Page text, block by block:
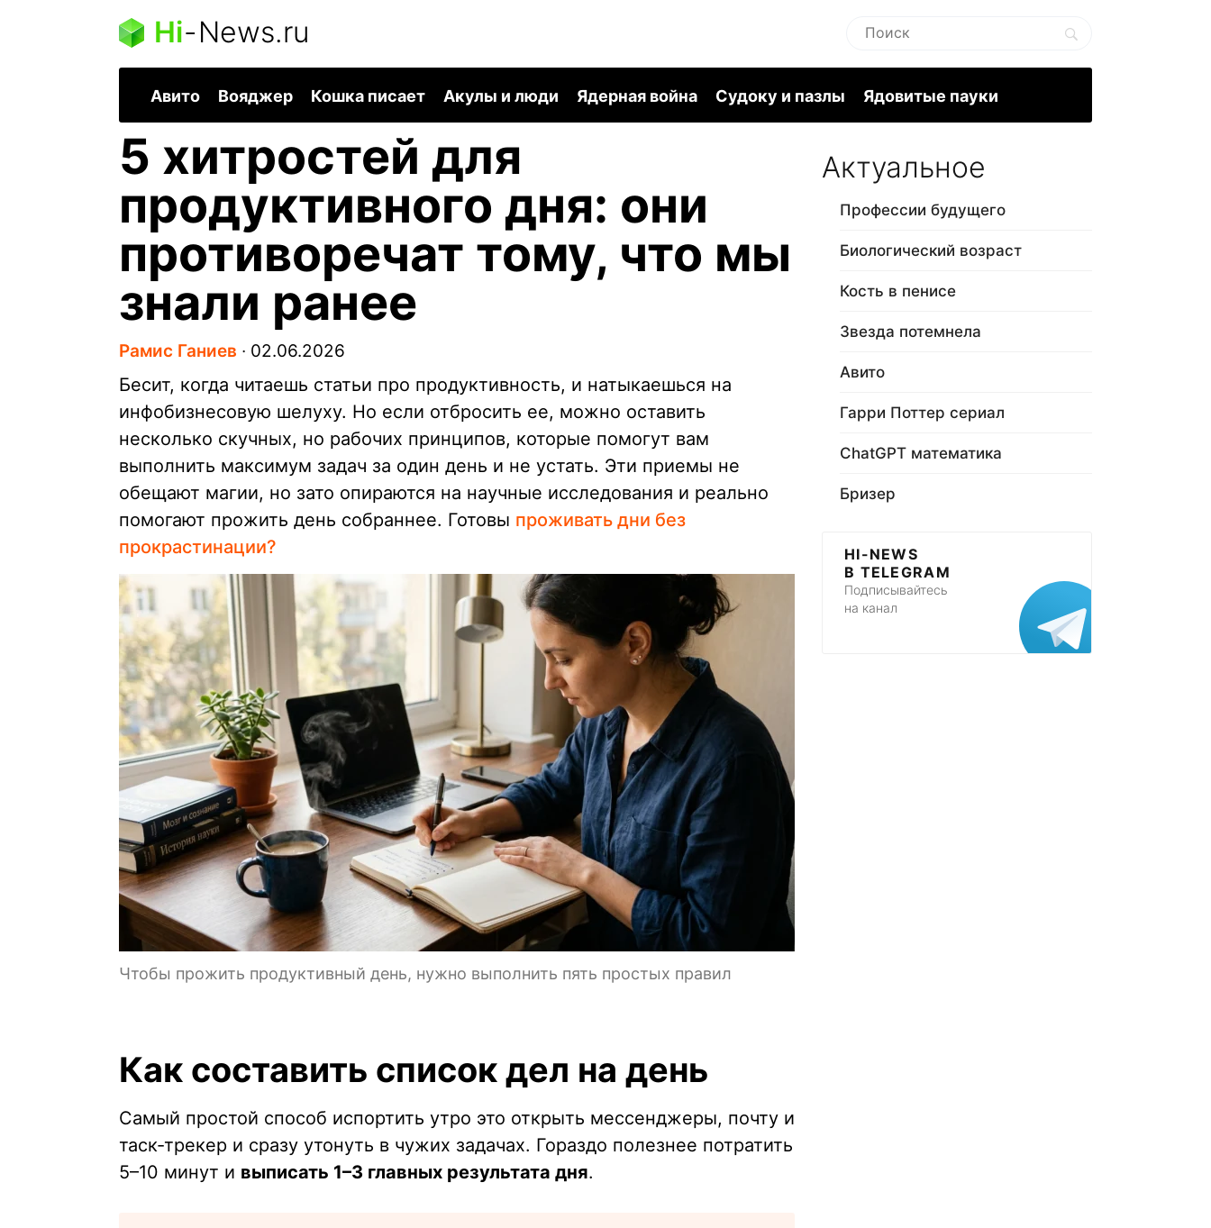
Hi-News.ru
Авито Вояджер Кошка писает Акулы и люди Ядерная война Судоку и пазлы Ядовитые пауки
5 хитростей для
продуктивного дня: они
противоречат тому, что мы
знали ранее
Рамис Ганиев ∙ 02.06.2026
Бесит, когда читаешь статьи про продуктивность, и натыкаешься на
инфобизнесовую шелуху. Но если отбросить ее, можно оставить
несколько скучных, но рабочих принципов, которые помогут вам
выполнить максимум задач за один день и не устать. Эти приемы не
обещают магии, но зато опираются на научные исследования и реально
помогают прожить день собраннее. Готовы проживать дни без
прокрастинации?
Чтобы прожить продуктивный день, нужно выполнить пять простых правил
Как составить список дел на день
Самый простой способ испортить утро это открыть мессенджеры, почту и
таск-трекер и сразу утонуть в чужих задачах. Гораздо полезнее потратить
5–10 минут и выписать 1–3 главных результата дня.
Актуальное
Профессии будущего
Биологический возраст
Кость в пенисе
Звезда потемнела
Авито
Гарри Поттер сериал
ChatGPT математика
Бризер
HI-NEWS
В TELEGRAM
Подписывайтесь
на канал